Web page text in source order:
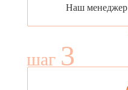
Наш менеджер
шаг 3